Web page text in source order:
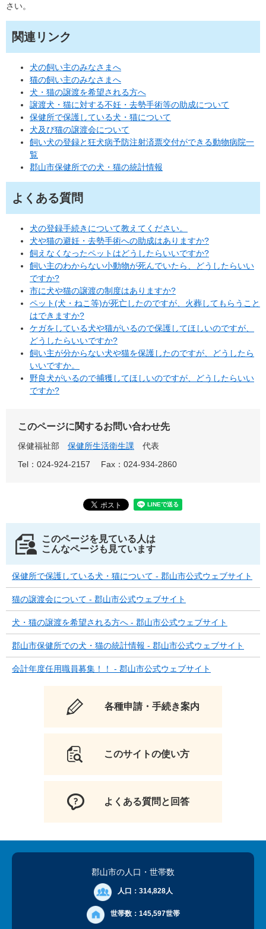
さい。
関連リンク
犬の飼い主のみなさまへ
猫の飼い主のみなさまへ
犬・猫の譲渡を希望される方へ
譲渡犬・猫に対する不妊・去勢手術等の助成について
保健所で保護している犬・猫について
犬及び猫の譲渡会について
飼い犬の登録と狂犬病予防注射済票交付ができる動物病院一
覧
郡山市保健所での犬・猫の統計情報
よくある質問
犬の登録手続きについて教えてください。
犬や猫の避妊・去勢手術への助成はありますか?
飼えなくなったペットはどうしたらいいですか?
飼い主のわからない小動物が死んでいたら、どうしたらいい
ですか?
市に犬や猫の譲渡の制度はありますか?
ペット(犬・ねこ等)が死亡したのですが、火葬してもらうこと
はできますか?
ケガをしている犬や猫がいるので保護してほしいのですが、
どうしたらいいですか?
飼い主が分からない犬や猫を保護したのですが、どうしたら
いいですか。
野良犬がいるので捕獲してほしいのですが、どうしたらいい
ですか?
このページに関するお問い合わせ先
保健福祉部 保健所生活衛生課
代表
Tel：024-924-2157
Fax：024-934-2860
このページを見ている人は
こんなページも見ています
保健所で保護している犬・猫について - 郡山市公式ウェブサイト
猫の譲渡会について - 郡山市公式ウェブサイト
犬・猫の譲渡を希望される方へ - 郡山市公式ウェブサイト
郡山市保健所での犬・猫の統計情報 - 郡山市公式ウェブサイト
会計年度任用職員募集！！ - 郡山市公式ウェブサイト
各種申請・手続き案内
このサイトの使い方
よくある質問と回答
郡山市の人口 ・世帯数
人口： 314,828人
世帯数： 145,597世帯